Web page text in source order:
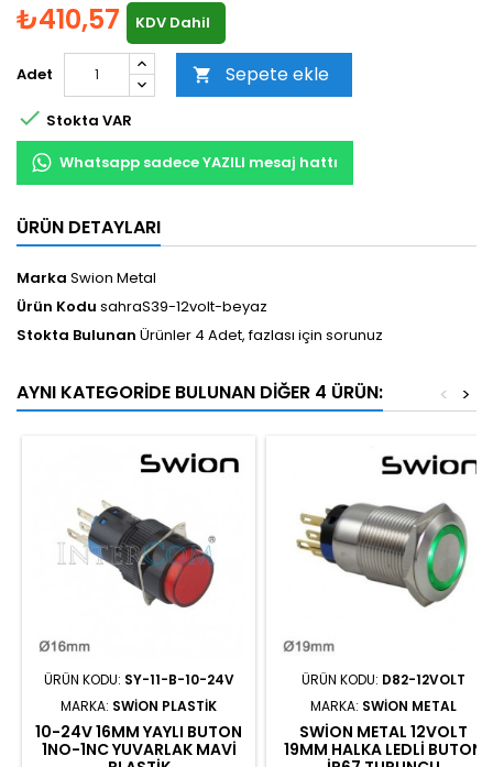
₺410,57 KDV Dahil
Adet  Sepete ekle
 Stokta VAR
Whatsapp sadece YAZILI mesaj hattı
ÜRÜN DETAYLARI
Marka Swion Metal
Ürün Kodu sahraS39-12volt-beyaz
Stokta Bulunan Ürünler 4 Adet, fazlası için sorunuz
AYNI KATEGORIDE BULUNAN DIĞER 4 ÜRÜN: >
<
ÜRÜN KODU: SY-11-B-10-24V
MARKA: SWION PLASTIK
10-24V 16MM YAYLI BUTON
1NO-1NC YUVARLAK MAVI
ÜRÜN KODU: D82-12VOLT
MARKA: SWION METAL
SWION METAL 12VOLT
19MM HALKA LEDLI BUTON